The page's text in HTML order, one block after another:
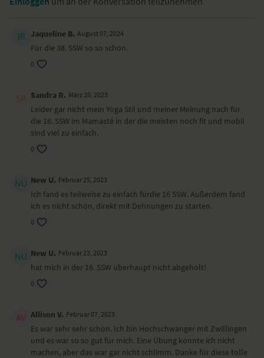
Jaqueline B. August 07, 2024
Für die 38. SSW so so schön.
0
Sandra R. März 20, 2023
Leider gar nicht mein Yoga Stil und meiner Meinung nach für
die 16. SSW im Mamasté in der die meisten noch fit und mobil
sind viel zu einfach.
0
New U. Februar 25, 2023
Ich fand es teilweise zu einfach fürdie 16 SSW. Außerdem fand
ich es nicht schön, direkt mit Dehnungen zu starten.
0
New U. Februar 23, 2023
hat mich in der 16. SSW überhaupt nicht abgeholt!
0
Allison V. Februar 07, 2023
Es war sehr sehr schön. Ich bin Hochschwanger mit Zwillingen
und es war so so gut für mich. Eine Übung konnte ich nicht
machen, aber das war gar nicht schlimm. Danke für diese tolle